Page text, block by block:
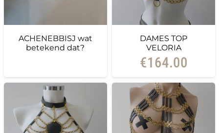
ACHENEBBISJ wat
betekend dat?
DAMES TOP
VELORIA
€164.00